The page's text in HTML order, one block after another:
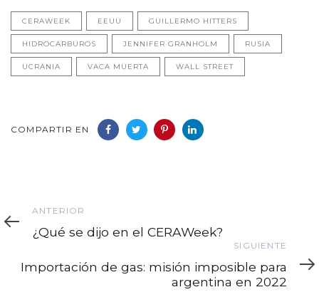
CERAWEEK EEUU GUILLERMO HITTERS
HIDROCARBUROS JENNIFER GRANHOLM RUSIA
UCRANIA VACA MUERTA WALL STREET
COMPARTIR EN
Anterior
ANTERIOR
¿Qué se dijo en el CERAWeek?
SIGUIENTE
Importación de gas: misión imposible para
argentina en 2022